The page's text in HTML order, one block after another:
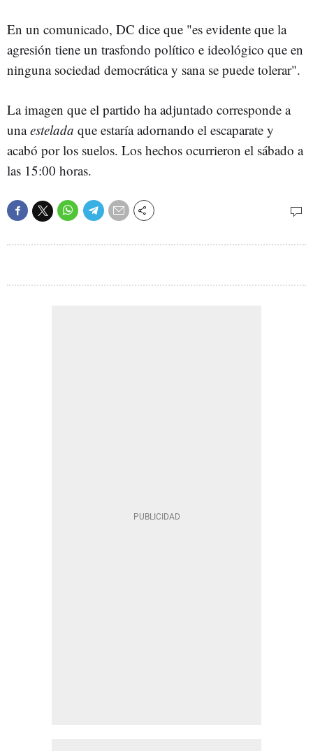
En un comunicado, DC dice que "es evidente que la
agresión tiene un trasfondo político e ideológico que en
ninguna sociedad democrática y sana se puede tolerar".
La imagen que el partido ha adjuntado corresponde a
unaestelada que estaría adornando el escaparate y
acabó por los suelos. Los hechos ocurrieron el sábado a
las 15:00 horas.